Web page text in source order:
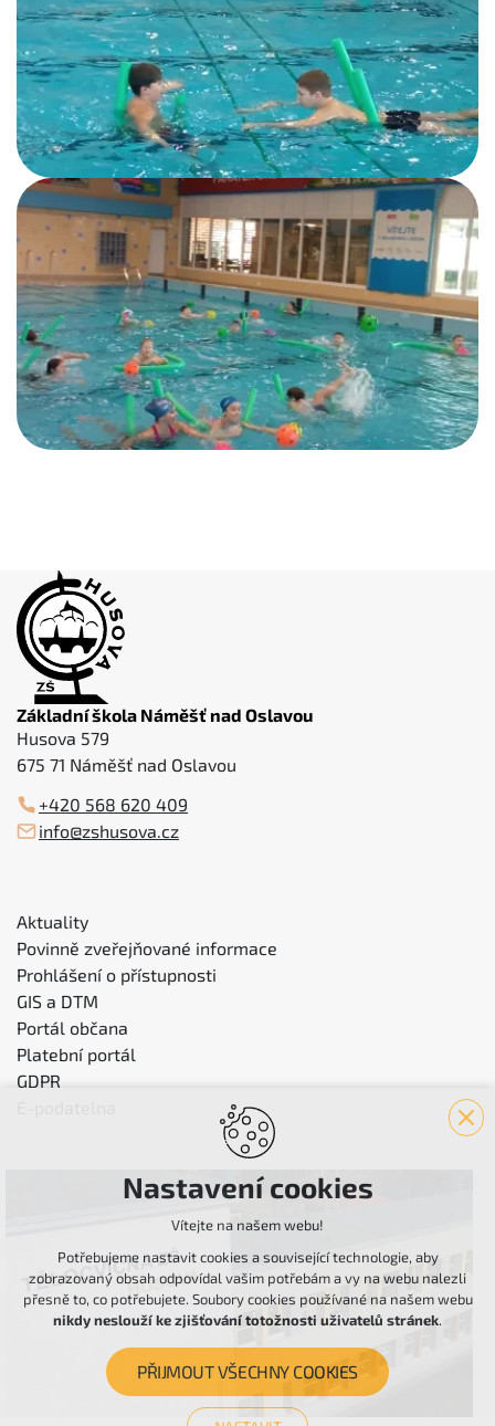
Základní škola Náměšť nad Oslavou
Husova 579
675 71 Náměšť nad Oslavou
+420 568 620 409
info@zshusova.cz
Aktuality
Povinně zveřejňované informace
Prohlášení o přístupnosti
GIS a DTM
Portál občana
Platební portál
GDPR
Nastavení cookies
Vítejte na našem webu!
Potřebujeme nastavit cookies a související technologie, aby
zobrazovaný obsah odpovídal vašim potřebám a vy na webu nalezli
přesně to, co potřebujete. Soubory cookies používané na našem webu
nikdy neslouží ke zjišťování totožnosti uživatelů stránek.
PŘIJMOUT VŠECHNY COOKIES